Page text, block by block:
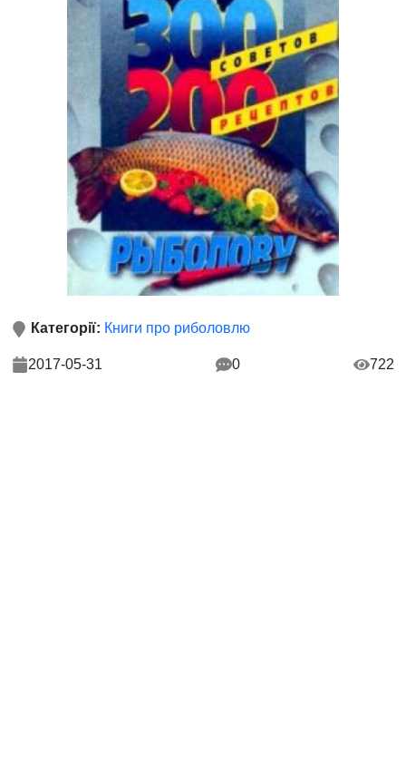
Категорії: Книги про риболовлю
2017-05-31 0 722